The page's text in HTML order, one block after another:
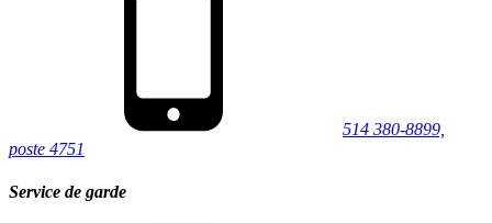
514 380-8899,
poste 4751
Service de garde